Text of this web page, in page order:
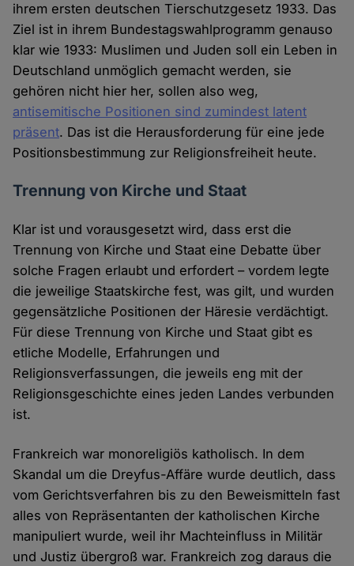
ihrem ersten deutschen Tierschutzgesetz 1933. Das
Ziel ist in ihrem Bundestagswahlprogramm genauso
klar wie 1933: Muslimen und Juden soll ein Leben in
Deutschland unmöglich gemacht werden, sie
gehören nicht hier her, sollen also weg,
antisemitische Positionen sind zumindest latent
präsent. Das ist die Herausforderung für eine jede
Positionsbestimmung zur Religionsfreiheit heute.
Trennung von Kirche und Staat
Klar ist und vorausgesetzt wird, dass erst die
Trennung von Kirche und Staat eine Debatte über
solche Fragen erlaubt und erfordert – vordem legte
die jeweilige Staatskirche fest, was gilt, und wurden
gegensätzliche Positionen der Häresie verdächtigt.
Für diese Trennung von Kirche und Staat gibt es
etliche Modelle, Erfahrungen und
Religionsverfassungen, die jeweils eng mit der
Religionsgeschichte eines jeden Landes verbunden
ist.
Frankreich war monoreligiös katholisch. In dem
Skandal um die Dreyfus-Affäre wurde deutlich, dass
vom Gerichtsverfahren bis zu den Beweismitteln fast
alles von Repräsentanten der katholischen Kirche
manipuliert wurde, weil ihr Machteinfluss in Militär
und Justiz übergroß war. Frankreich zog daraus die